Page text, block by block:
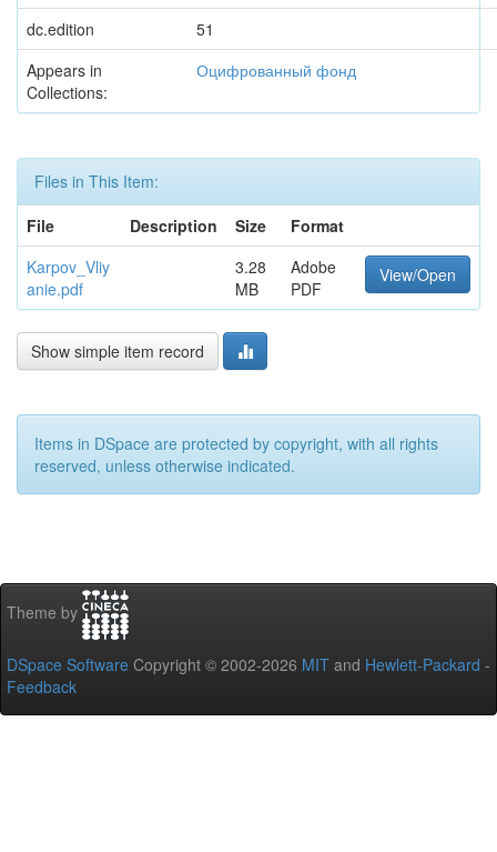
dc.edition
51
Appears in
Collections:
Оцифрованный фонд
Files in This Item:
File
Description Size
Format
Karpov_Vliy
anie.pdf
3.28
MB
Adobe
PDF
View/Open
Show simple item record
Items in DSpace are protected by copyright, with all rights
reserved, unless otherwise indicated.
Theme by
DSpace Software Copyright © 2002-2026 MIT and Hewlett-Packard -
Feedback